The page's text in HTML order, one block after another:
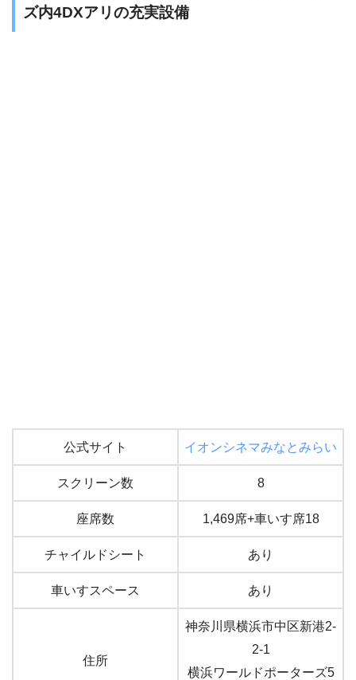
ズ内4DXアリの充実設備
公式サイト イオンシネマみなとみらい
スクリーン数 8
座席数 1,469席+車いす席18
チャイルドシート あり
車いすスペース あり
住所
神奈川県横浜市中区新港2-
2-1
横浜ワールドポーターズ5